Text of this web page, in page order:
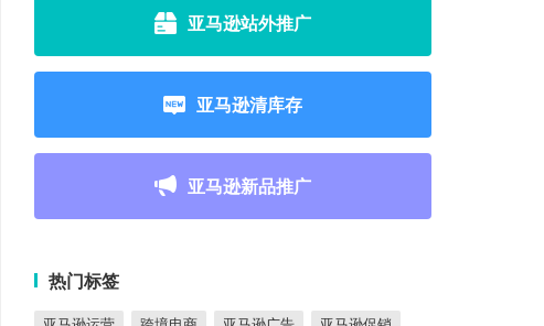
亚马逊站外推广
亚马逊清库存
亚马逊新品推广
热门标签